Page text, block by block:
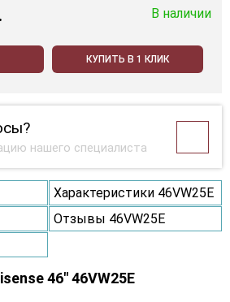
В наличии
КУПИТЬ В 1 КЛИК
нашего специалиста
Характеристики 46VW25E
Отзывы 46VW25E
46" 46VW25E